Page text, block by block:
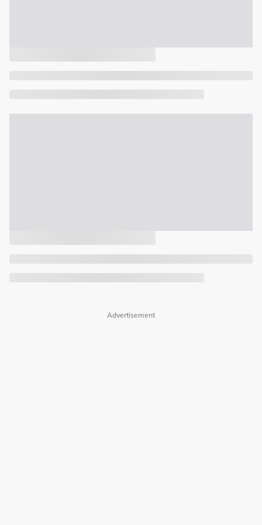
Advertisement